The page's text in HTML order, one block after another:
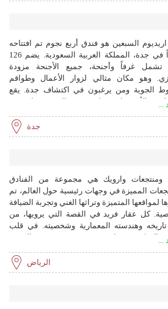
السبعين هو فندق أربع نجوم تم افتتاحه
مؤخراً في جدة، المملكة العربية السعودية. يضم 126
تشمل غرفاً وأجنحة، جميع الأجنحة مزودة
وهو مكان مثالي لزوار الأعمال وطواقم
الجوية ومن يرغبون في اكتشاف جدة. يقع
على طريق الأمير ماجد، على بعد حوالي 10 دقائق من
جدة
ومنتجعات وارويك هي مجموعة من الفنادق
المميزة في وجهات رئيسية حول العالم، تم
لمواقعها المتميزة وتراثها الغني وتجربة الضيافة
كل عقار فريد في القصة التي يرويها، من
وهندسته المعمارية وشخصيته. في قلب
التزام مشترك بتقديم مستوى من الخدمة
لتقليد الضيافة. كل إقامة مستوحاة من
المحلية ومصممة لخلق تجارب لا تُنسى تربط
الرياض